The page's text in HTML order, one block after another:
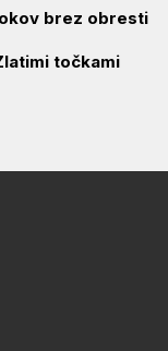
brez obresti
točkami